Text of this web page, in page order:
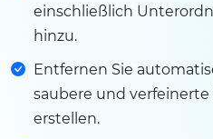
einschließlich
hinzu.
Entfernen Sie
saubere und verfeinerte
erstellen.